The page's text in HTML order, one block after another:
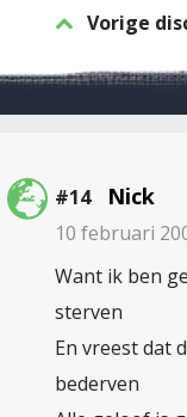
Vorige
#14 Nick
10 februari
Want ik ben
sterven
En vreest dat
bederven